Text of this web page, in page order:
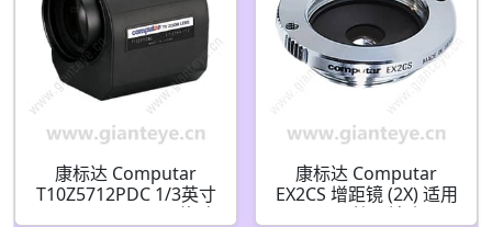
康标达 Computar
T10Z5712PDC 1/3英寸
5.7-57mm F1.2 10倍 电
康标达 Computar
EX2CS 增距镜 (2X) 适用
于 CS接口镜头